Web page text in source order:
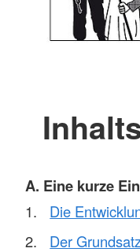
A. Eine kurze
Die
Der